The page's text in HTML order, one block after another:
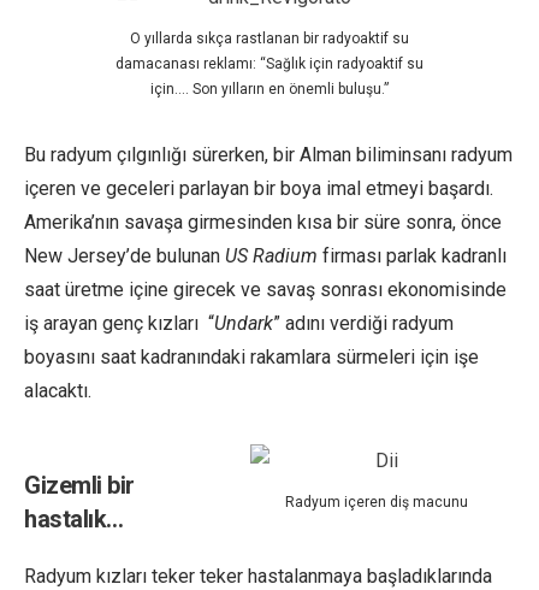
O yıllarda sıkça rastlanan bir radyoaktif su
damacanası reklamı: “Sağlık için radyoaktif su
için…. Son yılların en önemli buluşu.”
Bu radyum çılgınlığı sürerken, bir Alman biliminsanı radyum
içeren ve geceleri parlayan bir boya imal etmeyi başardı.
Amerika’nın savaşa girmesinden kısa bir süre sonra, önce
New Jersey’de bulunan US Radium firması parlak kadranlı
saat üretme içine girecek ve savaş sonrası ekonomisinde
iş arayan genç kızları “Undark” adını verdiği radyum
boyasını saat kadranındaki rakamlara sürmeleri için işe
alacaktı.
Radyum içeren diş macunu
Gizemli bir
hastalık…
Radyum kızları teker teker hastalanmaya başladıklarında